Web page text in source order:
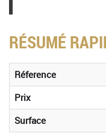
RÉSUMÉ
Réference
Prix
Surface